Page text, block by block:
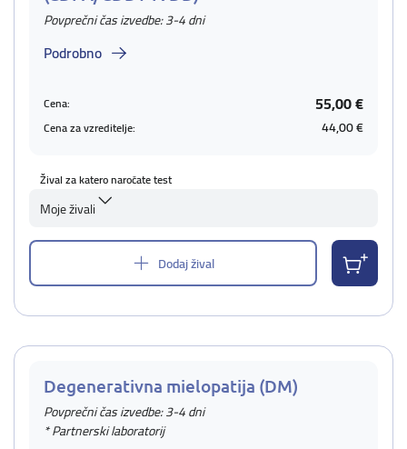
Povprečni čas izvedbe: 3-4 dni
Podrobno
Cena: 55,00 €
Cena za vzreditelje: 44,00 €
Žival za katero naročate test
Moje živali
Dodaj žival
Degenerativna mielopatija (DM)
Povprečni čas izvedbe: 3-4 dni
* Partnerski laboratorij